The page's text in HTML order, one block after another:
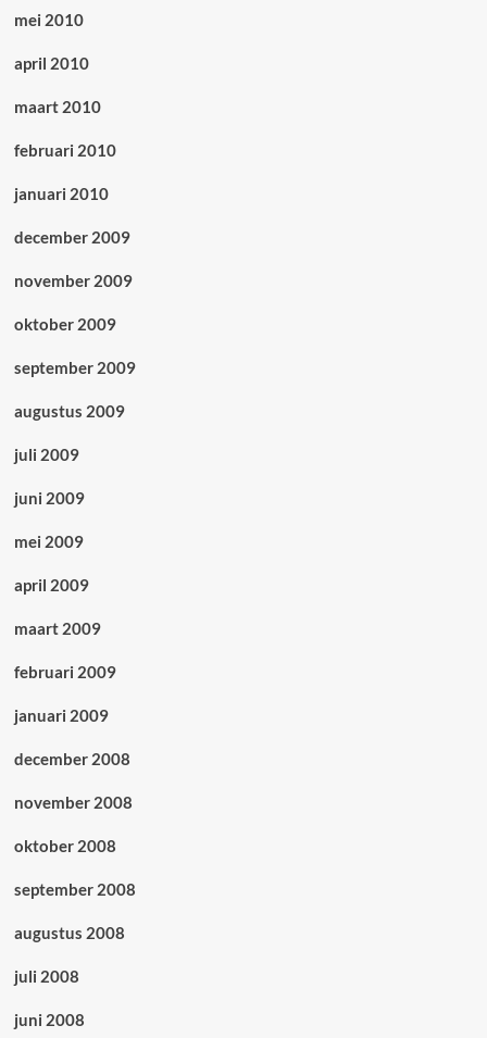
mei 2010
april 2010
maart 2010
februari 2010
januari 2010
december 2009
november 2009
oktober 2009
september 2009
augustus 2009
juli 2009
juni 2009
mei 2009
april 2009
maart 2009
februari 2009
januari 2009
december 2008
november 2008
oktober 2008
september 2008
augustus 2008
juli 2008
juni 2008